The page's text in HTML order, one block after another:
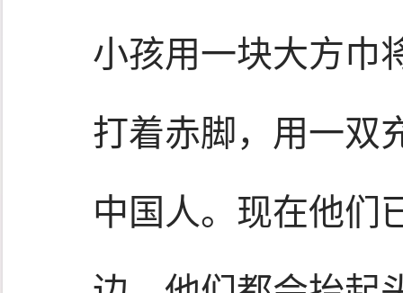
小孩用一块大方巾
打着赤脚，用一双
中国人。现在他们